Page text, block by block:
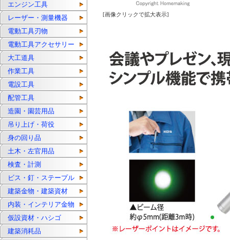
エンジン工具
レーザー・測量機器
電動工具刃物
電動工具アクセサリー
大工道具
作業工具
電設工具
配管工具
造園・園芸用品
吊り上げ・荷役
身の回り品
土木・左官用品
検査・計測
ビス・釘・ステープル
建築金物・建築資材
内装・インテリア金物
仮設資材・ハシゴ
建築消耗品
[画像クリックで拡大表示]